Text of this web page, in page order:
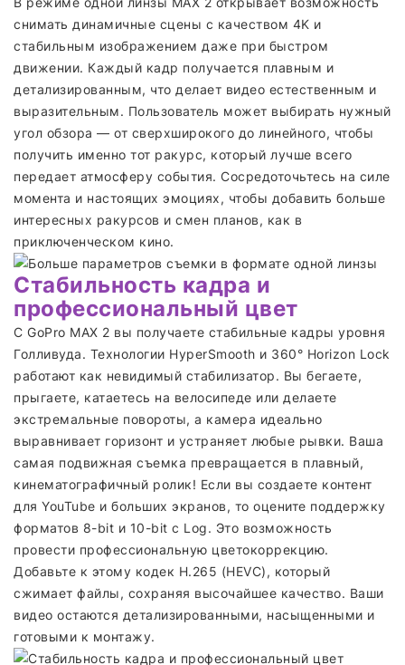
снимать динамичные сцены с качеством 4K и
стабильным изображением даже при быстром
движении. Каждый кадр получается плавным и
детализированным, что делает видео естественным и
выразительным. Пользователь может выбирать нужный
угол обзора — от сверхширокого до линейного, чтобы
получить именно тот ракурс, который лучше всего
передает атмосферу события. Сосредоточьтесь на силе
момента и настоящих эмоциях, чтобы добавить больше
интересных ракурсов и смен планов, как в
приключенческом кино.
Стабильность кадра и
профессиональный цвет
С GoPro MAX 2 вы получаете стабильные кадры уровня
Голливуда. Технологии HyperSmooth и 360° Horizon Lock
работают как невидимый стабилизатор. Вы бегаете,
прыгаете, катаетесь на велосипеде или делаете
экстремальные повороты, а камера идеально
выравнивает горизонт и устраняет любые рывки. Ваша
самая подвижная съемка превращается в плавный,
кинематографичный ролик! Если вы создаете контент
для YouTube и больших экранов, то оцените поддержку
форматов 8-bit и 10-bit с Log. Это возможность
провести профессиональную цветокоррекцию.
Добавьте к этому кодек H.265 (HEVC), который
сжимает файлы, сохраняя высочайшее качество. Ваши
видео остаются детализированными, насыщенными и
готовыми к монтажу.